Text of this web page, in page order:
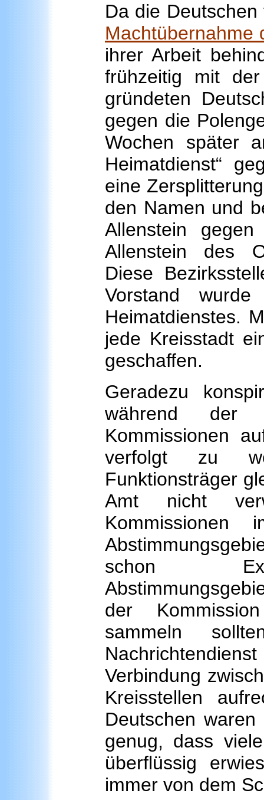
Da die
Machtübernahme
ihrer Arbeit
frühzeitig mit
gründeten
gegen die
Wochen später
Heimatdienst“
eine
den Namen und
Allenstein
Allenstein des
Diese
Vorstand
Heimatdienstes.
jede Kreisstadt
geschaffen.
Geradezu
während der
Kommissionen
verfolgt zu
Funktionsträger
Amt nicht
schon
der
sammeln
Verbindung
Kreisstellen
Deutschen
genug, dass
überflüssig
immer von dem